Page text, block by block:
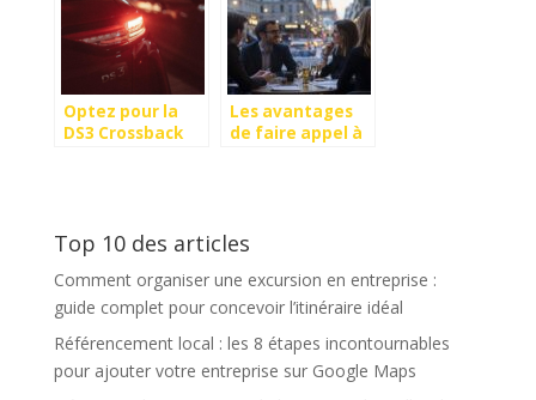
Optez pour la
DS3 Crossback
Les avantages
de faire appel à
professionnels
Top 10 des articles
Comment organiser une excursion en entreprise :
guide complet pour concevoir l’itinéraire idéal
Référencement local : les 8 étapes incontournables
pour ajouter votre entreprise sur Google Maps